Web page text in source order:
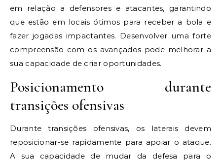
em relação a defensores e atacantes, garantindo
que estão em locais ótimos para receber a bola e
fazer jogadas impactantes. Desenvolver uma forte
compreensão com os avançados pode melhorar a
sua capacidade de criar oportunidades.
Posicionamento durante
transições ofensivas
Durante transições ofensivas, os laterais devem
reposicionar-se rapidamente para apoiar o ataque.
A sua capacidade de mudar da defesa para o